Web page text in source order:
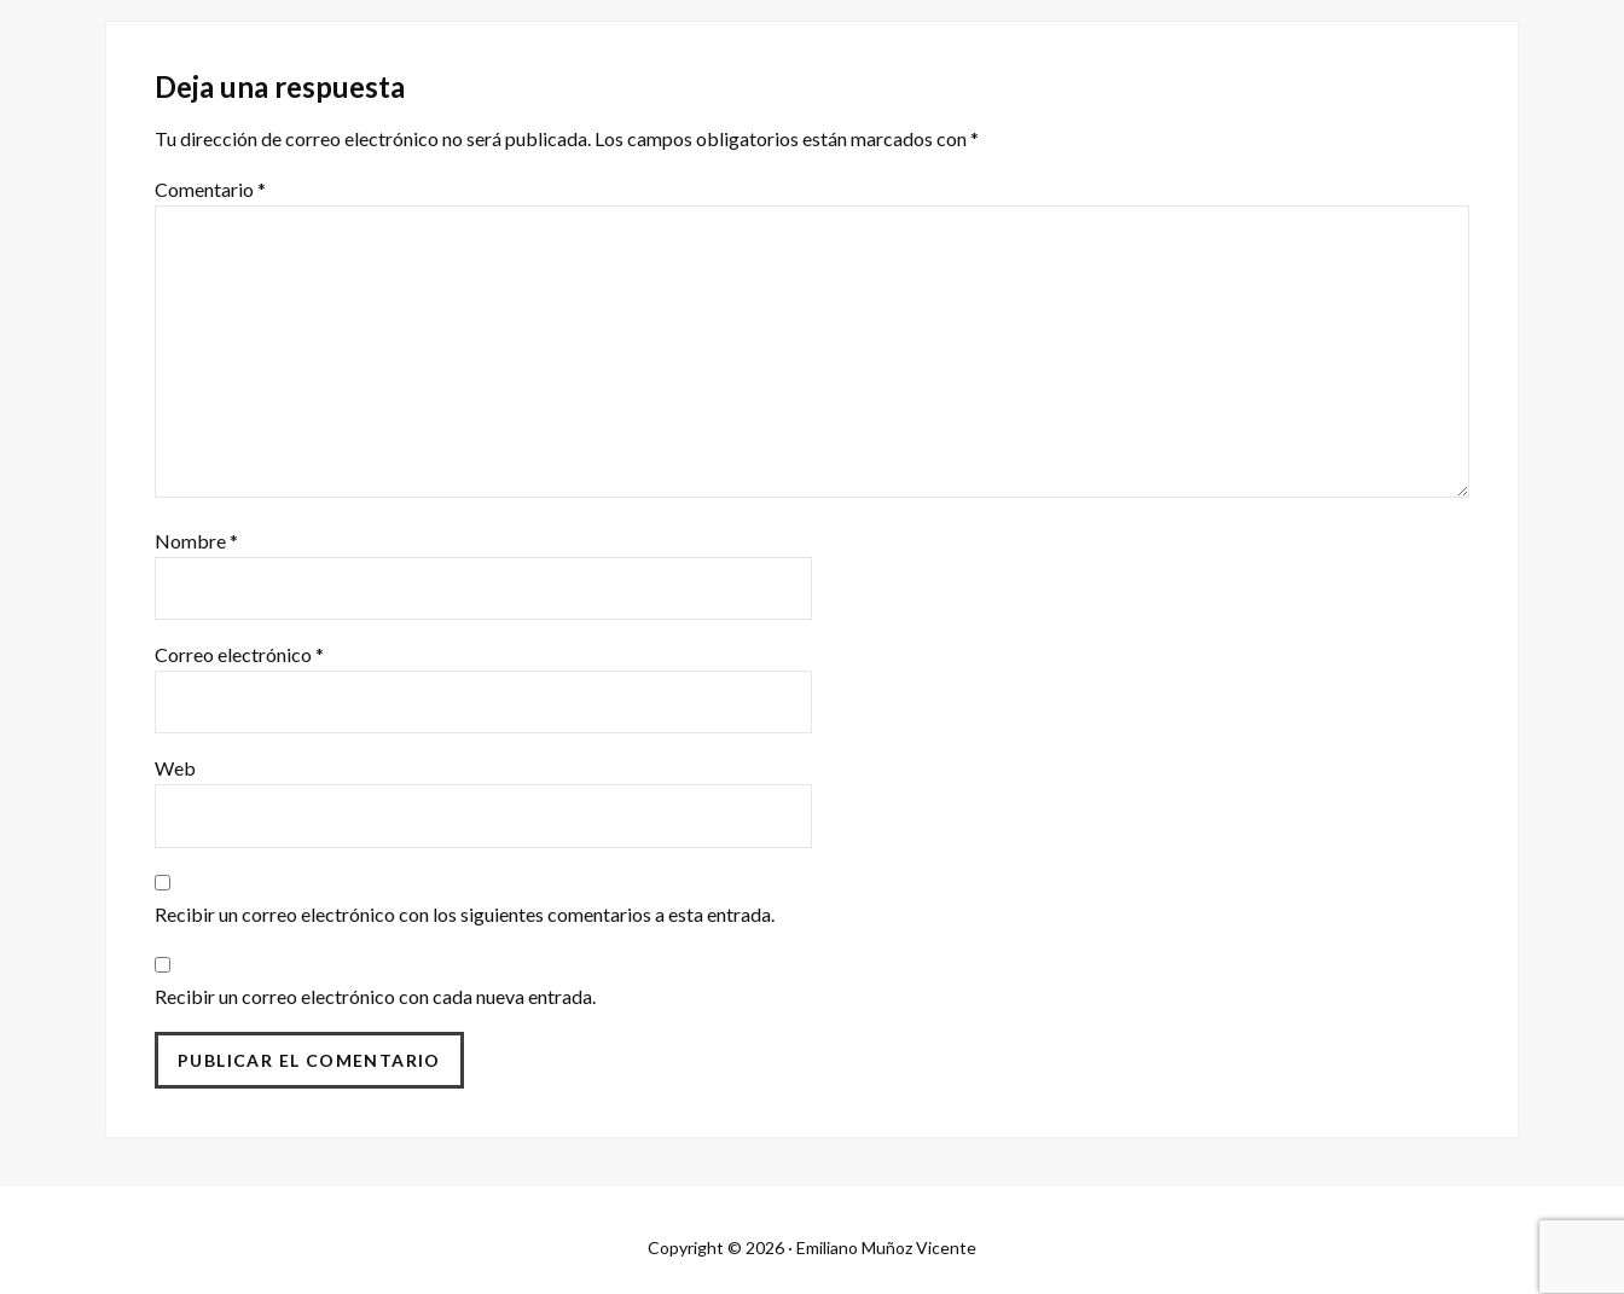
con
lectores
Deja una respuesta
Tu dirección de correo electrónico no será publicada. Los campos obligatorios están marcados con*
Comentario*
Nombre*
Correo electrónico*
Web
Recibir un correo electrónico con los siguientes comentarios a esta entrada.
Recibir un correo electrónico con cada nueva entrada.
Copyright © 2026 · Emiliano Muñoz Vicente